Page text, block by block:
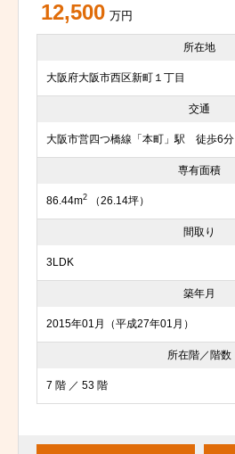
12,500 万円
所在地
大阪府大阪市西区新町１丁目
交通
大阪市営四つ橋線「本町」駅 徒歩6分
専有面積
86.44m2 （26.14坪）
間取り
3LDK
築年月
2015年01月（平成27年01月）
所在階／階数
7 階 ／ 53 階